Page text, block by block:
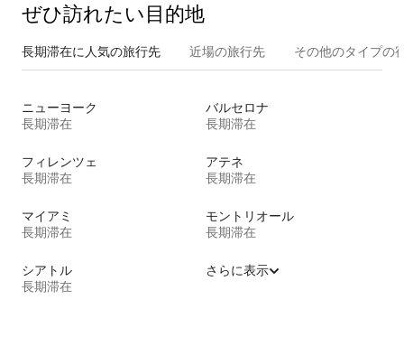
ぜひ訪⁠れ⁠た⁠い目⁠的⁠地
長期滞在に人気の旅行先 近場の旅行先 その他のタ⁠イ⁠プ⁠の
ニューヨーク
長期滞在
バルセロナ
長期滞在
フィレンツェ
長期滞在
アテネ
長期滞在
マイアミ
長期滞在
モントリオール
長期滞在
シアトル
長期滞在
さらに表示